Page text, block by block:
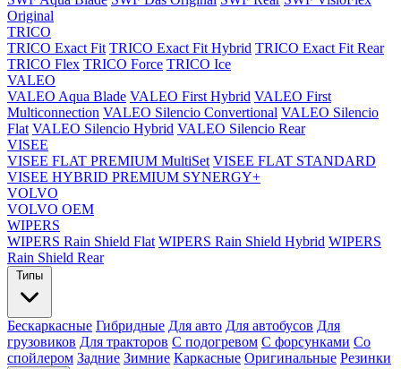
Original
TRICO
TRICO Exact Fit TRICO Exact Fit Hybrid TRICO Exact Fit Rear
TRICO Flex TRICO Force TRICO Ice
VALEO
VALEO Aqua Blade VALEO First Hybrid VALEO First
Multiconnection VALEO Silencio Convertional VALEO Silencio
Flat VALEO Silencio Hybrid VALEO Silencio Rear
VISEE
VISEE FLAT PREMIUM MultiSet VISEE FLAT STANDARD
VISEE HYBRID PREMIUM SYNERGY+
VOLVO
VOLVO OEM
WIPERS
WIPERS Rain Shield Flat WIPERS Rain Shield Hybrid WIPERS
Rain Shield Rear
Типы
Бескаркасные Гибридные Для авто Для автобусов Для
грузовиков Для тракторов С подогревом С форсунками Со
спойлером Задние Зимние Каркасные Оригинальные Резинки